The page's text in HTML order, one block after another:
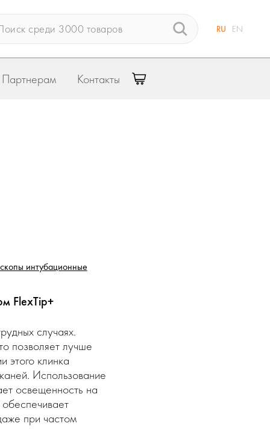
RU EN
Партнерам Контакты
интубационные
FlexTip+
случаях.
позволяет лучше
этого клинка
Использование
освещенность на
при частом